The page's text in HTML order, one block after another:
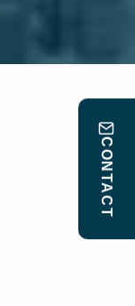
CONTACT